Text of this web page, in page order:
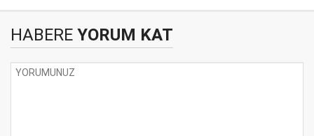
HABERE YORUM KAT